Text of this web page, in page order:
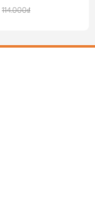
114.000₫